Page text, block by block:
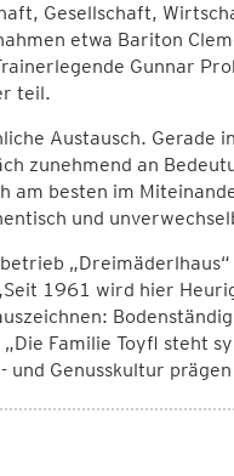
Gesellschaft,
etwa Bariton
Gunnar
teil.
Austausch. Gerade
zunehmend an
besten im
und
1961 wird hier
Familie Toyfl steht
Genusskultur